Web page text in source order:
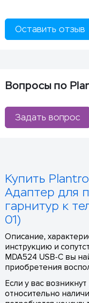
Оставить отзыв
Вопросы по
Задать вопрос
Купить
Адаптер для
гарнитур к
01)
Описание,
инструкцию и
MDA524 USB-C вы
приобретения
Если у вас
относительно